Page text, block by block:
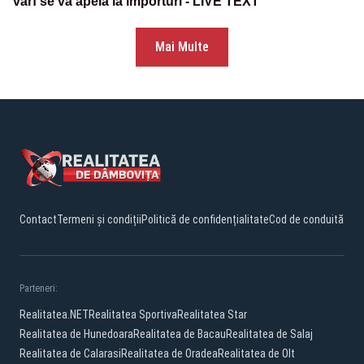
Mai Multe
ContactTermeni și condițiiPolitică de confidențialitateCod de conduită
Parteneri:
Realitatea.NETRealitatea SportivaRealitatea Star
Realitatea de HunedoaraRealitatea de BacauRealitatea de Salaj
Realitatea de CalarasiRealitatea de OradeaRealitatea de Olt